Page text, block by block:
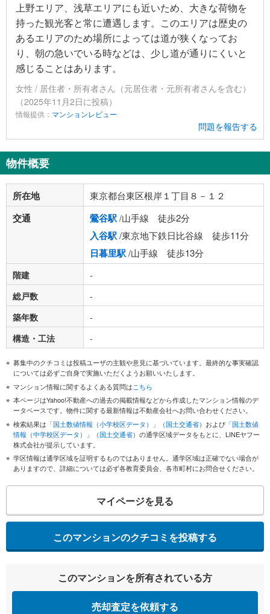
上野エリア、浅草エリアにも近いため、大きな荷物を
持った観光客と常に遭遇します。このエリアは歴史の
あるエリアのため場所によっては道が狭くなってお
り、朝の急いでいる時などは、少し道が通りにくいと
感じることはあります。
女性 / 居住者・所有者さん（元居住者・元所有者さんを含む）
（2025年11月2日に投稿）
情報提供： マンションレビュー
問題を報告する
物件概要
所在地 東京都台東区根岸１丁目８－１２
交通 鶯谷駅/山手線 徒歩2分
入谷駅/東京地下鉄日比谷線 徒歩11分
日暮里駅/山手線 徒歩13分
階建
-
総戸数
-
築年数
-
構造・工法
-
募集中のクチコミは投稿ユーザの主観や意見に基づいています。最終的な事実確認
については必ずご自身で実施いただくようお願いいたします。
マンション情報に関するよくある質問はこちら
本ページはYahoo!不動産への過去の掲載情報などから作成したマンション情報のデ
ータベースです。物件に関する最新情報は不動産会社へお問い合わせください。
検索結果は 「国土数値情報（小学校区データ）」（国土交通省） および 「国土数値
情報（中学校区データ）」（国土交通省） の通学区域データをもとに、LINEヤフー
株式会社が提示しています。
学区情報は通学区域を証明するものではありません。通学区域は正確でない場合が
ありますので、詳細については必ず各教育委員会、各市町村にお問合せください。
マイページを見る
このマンションのクチコミを投稿する
このマンションを所有されている方
売却査定を依頼する